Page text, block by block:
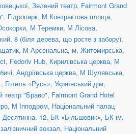
, Зелений театр, Fairmont Grand
, Гідропарк, М Контрактова площа,
, М Теремки, М Лісова,
8 (біля дерева, що росте з забору),
, М Арсенальна, м. Житомирська,
, Fedoriv Hub, Кирилівська церква, М
, Андріївська церква, М Шулявська,
, Готель «Русь», Український дім,
театр "Браво", Fairmont Grand Hotel
, М Іпподром, Національний палац
Десятинна, 12, БК «Більшовик», БК ім.
вокзал, Національний